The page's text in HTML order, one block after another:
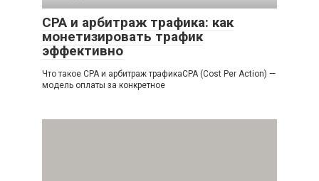
СРА и арбитраж трафика: как
монетизировать трафик
эффективно
Что такое СРА и арбитраж трафикаCPA (Cost Per Action) —
модель оплаты за конкретное